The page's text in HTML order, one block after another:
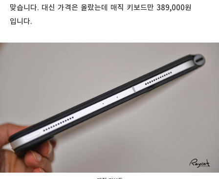
맞습니다. 대신 가격은 올랐는데 매직 키보드만 389,000원
입니다.